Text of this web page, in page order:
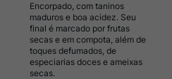
Encorpado, com taninos
maduros e boa acidez. Seu
final é marcado por frutas
secas e em compota, além de
toques defumados, de
especiarias doces e ameixas
secas.